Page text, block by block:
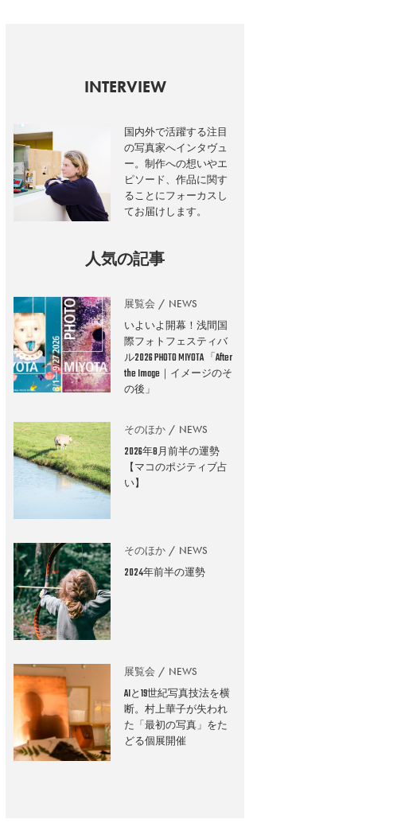
INTERVIEW
国内外で活躍する注目
の写真家へインタヴュ
ー。制作への想いやエ
ピソード、作品に関す
ることにフォーカスし
てお届けします。
人気の記事
展覧会 NEWS
いよいよ開幕！浅間国
際フォトフェスティバ
ル2026 PHOTO MIYOTA 「After
the Image｜イメージのそ
の後」
そのほか NEWS
2026年8月前半の運勢
【マコのポジティブ占
い】
そのほか NEWS
2024年前半の運勢
展覧会 NEWS
AIと19世紀写真技法を横
断。村上華子が失われ
た「最初の写真」をた
どる個展開催